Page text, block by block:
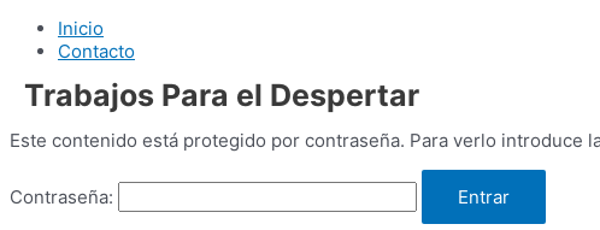
Inicio
Contacto
Trabajos Para el Despertar
Este contenido está protegido por contraseña. Para verlo introduce
Contraseña: